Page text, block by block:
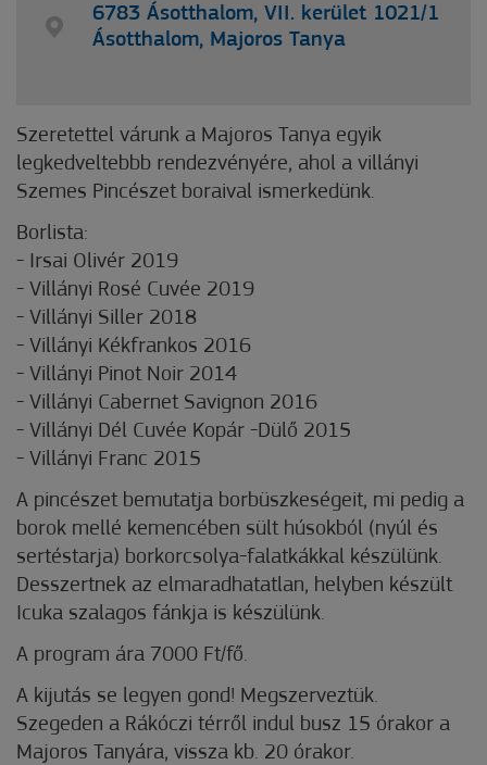
6783 Ásotthalom, VII. kerület 1021/1
Ásotthalom, Majoros Tanya
Szeretettel várunk a Majoros Tanya egyik
legkedveltebbb rendezvényére, ahol a villányi
Szemes Pincészet boraival ismerkedünk.
Borlista:
- Irsai Olivér 2019
- Villányi Rosé Cuvée 2019
- Villányi Siller 2018
- Villányi Kékfrankos 2016
- Villányi Pinot Noir 2014
- Villányi Cabernet Savignon 2016
- Villányi Dél Cuvée Kopár -Dülő 2015
- Villányi Franc 2015
A pincészet bemutatja borbüszkeségeit, mi pedig a
borok mellé kemencében sült húsokból (nyúl és
sertéstarja) borkorcsolya-falatkákkal készülünk.
Desszertnek az elmaradhatatlan, helyben készült
Icuka szalagos fánkja is készülünk.
A program ára 7000 Ft/fő.
A kijutás se legyen gond! Megszerveztük.
Szegeden a Rákóczi térről indul busz 15 órakor a
Majoros Tanyára, vissza kb. 20 órakor.